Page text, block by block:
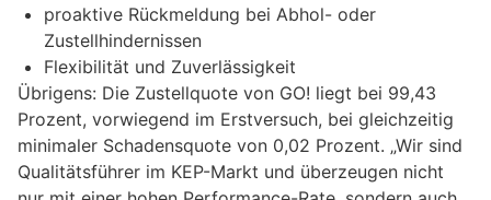
proaktive Rückmeldung bei Abhol- oder
Zustellhindernissen
Flexibilität und Zuverlässigkeit
Übrigens: Die Zustellquote von GO! liegt bei 99,43
Prozent, vorwiegend im Erstversuch, bei gleichzeitig
minimaler Schadensquote von 0,02 Prozent. „Wir sind
Qualitätsführer im KEP-Markt und überzeugen nicht